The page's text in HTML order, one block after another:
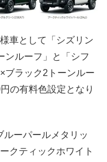
車として「シズリン
ンルーフ」と「シフ
ブラック2トーンルー
の有料色設定となり
ルーパールメタリッ
クティックホワイト